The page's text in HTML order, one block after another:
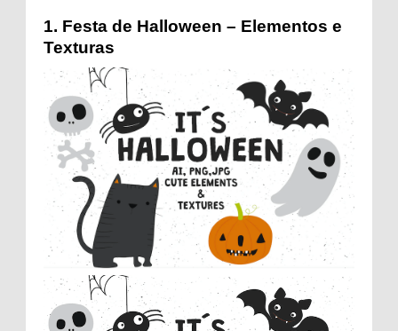
1. Festa de Halloween – Elementos e
Texturas